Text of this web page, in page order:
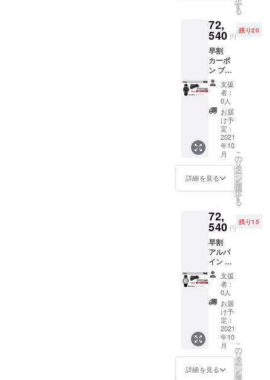
【早
割】
【￥69,
850】
(消費
税・送
料込み)
-----------
-----
付）×１
れ、汚
れに強
いオリ
ジナル
ケース
×1 -------
---------
一般販
売予定
価格
【￥
93,000
】(税込)
↓↓↓
【￥23,
150OFF
【早
割】
【￥69,
850】
(消費
税・送
料込み)
-----------
-----
す
る
72,
540 円
残り20
早割
カーボ
ン ブ
ラック
・
Resolut
e
Watch
（シリ
アルナ
ンバー
付）×１
・水濡
れ、汚
れに強
いオリ
ケース
×1 -------
---------
一般販
売予定
価格
【￥
93,000
】(税込)
↓↓↓
【￥20,
460OFF
!!!】
↓↓↓
【早
支援
者：
0人
お届
け予
定：
2021
年10
月
詳細を見る
こ
の
リ
タ
ー
ン
を
選
択
す
る
72,
540 円
残り15
早割
アルパ
イン ホ
ワイト
・
Resolut
e
Watch
（シリ
アルナ
ンバー
付）×１
・水濡
れ、汚
れに強
支援
者：
0人
お届
け予
定：
2021
年10
月
詳細を見る
こ
の
リ
タ
ー
ン
を